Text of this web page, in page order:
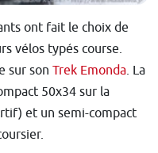
ont fait le choix de
vélos typés course.
sur son Trek Emonda. La
50x34 sur la
et un semi-compact